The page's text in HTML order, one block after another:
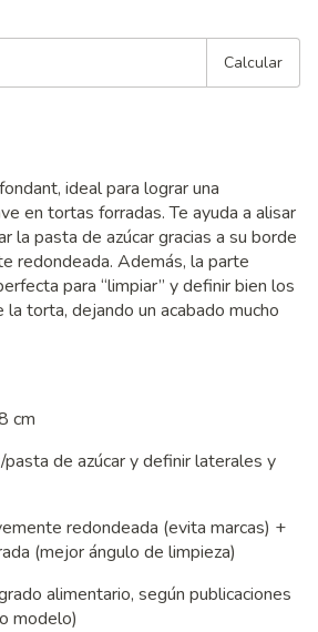
Calcular
ideal para lograr una
en tortas forradas. Te ayuda a alisar
la pasta de azúcar gracias a su borde
redondeada. Además, la parte
para “limpiar” y definir bien los
torta, dejando un acabado mucho
cm
de azúcar y definir laterales y
redondeada (evita marcas) +
(mejor ángulo de limpieza)
alimentario, según publicaciones
modelo)